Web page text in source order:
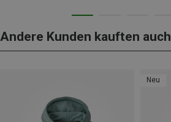
Andere Kunden kauften auch
Neu